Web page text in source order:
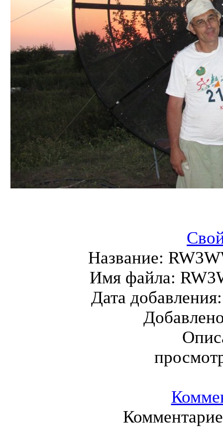
Название:
Имя файла:
Дата